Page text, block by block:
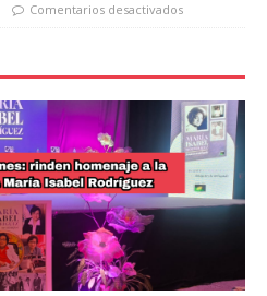
Comentarios desactivados